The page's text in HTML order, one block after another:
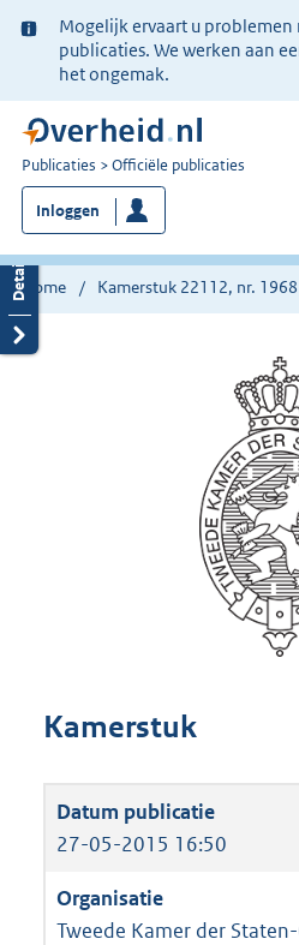
Ter
informatie:
Mogelijk ervaart u problemen
publicaties. We werken aan
het ongemak.
U
bent
nu
hier:
Publicaties Officiële publicaties
Inloggen
Home Kamerstuk 22112, nr. 1968
Kamerstuk
27-05-2015 16:50
Tweede Kamer der